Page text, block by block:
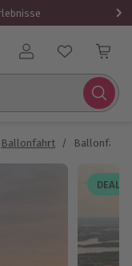
Benutzerkonto
Ballonfahrt /
DEAL